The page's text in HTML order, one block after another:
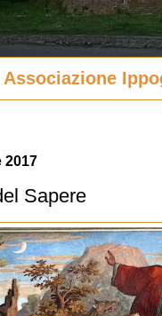
Associazione
2017
Sapere